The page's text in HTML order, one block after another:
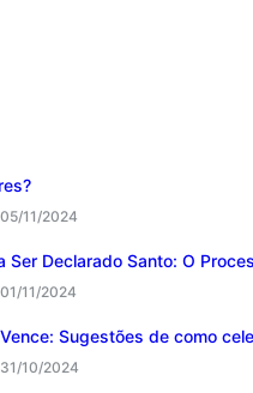
05/11/2024
Ser Declarado Santo: O
01/11/2024
Sugestões de como
31/10/2024